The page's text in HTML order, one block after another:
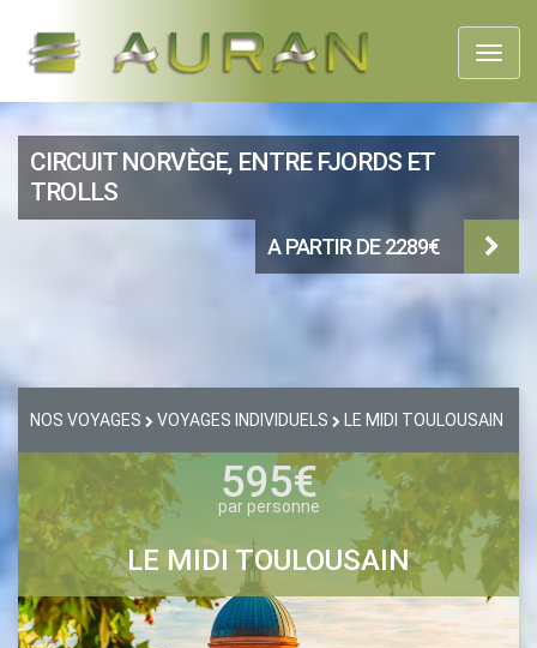
CIRCUIT NORVÈGE, ENTRE FJORDS ET
TROLLS
A PARTIR DE 2289€
NOS VOYAGES VOYAGES INDIVIDUELS LE MIDI TOULOUSAIN
595€
par personne
LE MIDI TOULOUSAIN